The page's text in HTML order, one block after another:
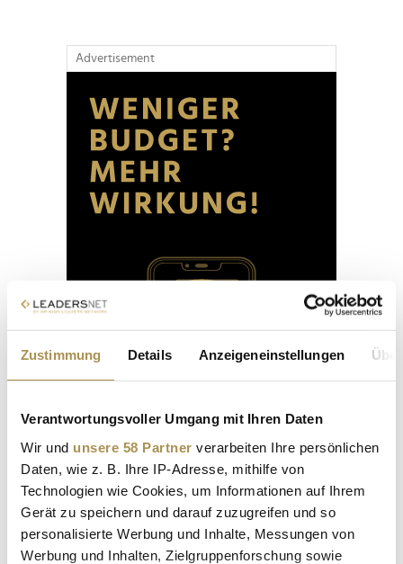
Zustimmung Details Anzeigeneinstellungen
Verantwortungsvoller Umgang mit Ihren Daten
Wir und unsere 58 Partner verarbeiten Ihre persönlichen
Daten, wie z. B. Ihre IP-Adresse, mithilfe von
Technologien wie Cookies, um Informationen auf Ihrem
Gerät zu speichern und darauf zuzugreifen und so
personalisierte Werbung und Inhalte, Messungen von
Werbung und Inhalten, Zielgruppenforschung sowie
Advertisement